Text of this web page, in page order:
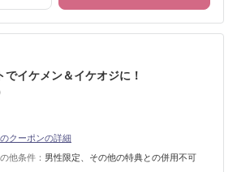
でイケメン＆イケオジに！
のクーポンの詳細
他条件： 男性限定、その他の特典との併用不可